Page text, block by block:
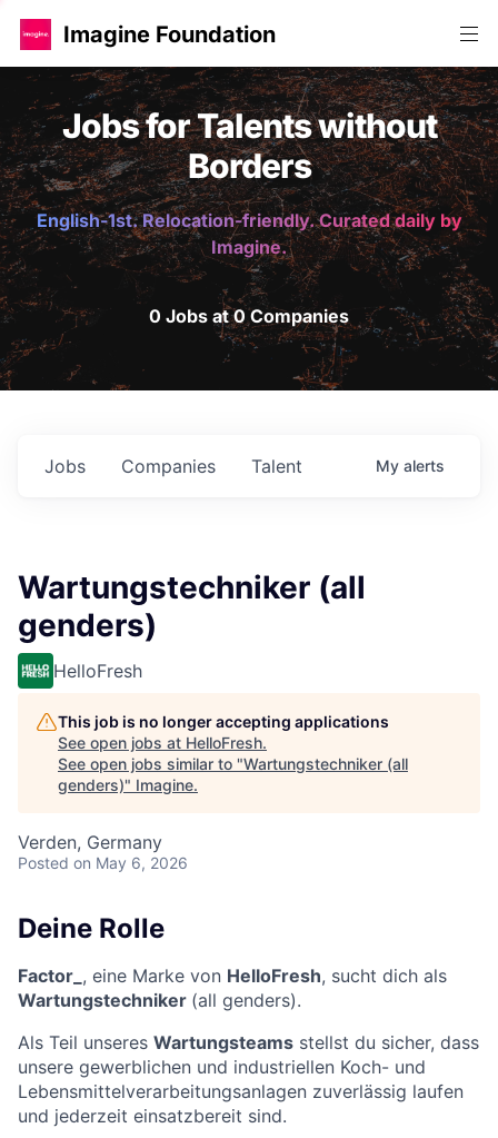
Imagine Foundation
Jobs for Talents without
Borders
English-1st. Relocation-friendly. Curated daily by
Imagine.
0 Jobs at 0 Companies
Jobs Companies Talent My alerts
Wartungstechniker (all
genders)
HelloFresh
This job is no longer accepting applications
See open jobs at HelloFresh.
See open jobs similar to "Wartungstechniker (all
genders)" Imagine.
Verden, Germany
Posted on May 6, 2026
Deine Rolle
Factor_ , eine Marke von HelloFresh, sucht dich als
Wartungstechniker (all genders).
Als Teil unseres Wartungsteams stellst du sicher, dass
unsere gewerblichen und industriellen Koch- und
Lebensmittelverarbeitungsanlagen zuverlässig laufen
und jederzeit einsatzbereit sind.